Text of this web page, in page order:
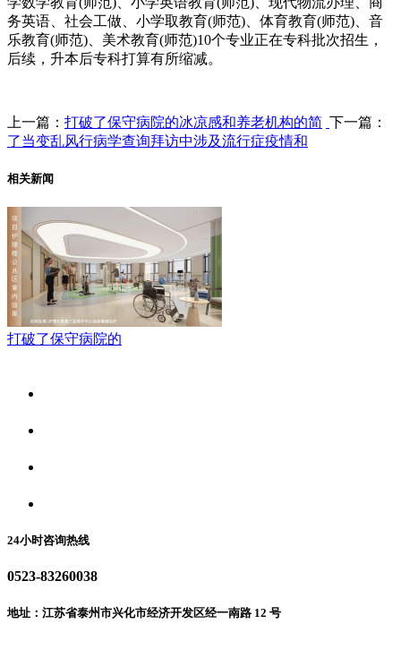
务英语、社会工做、小学取教育(师范)、体育教育(师范)、音
乐教育(师范)、美术教育(师范)10个专业正在专科批次招生，
后续，升本后专科打算有所缩减。
上一篇： 打破了保守病院的冰凉感和养老机构的简 下一篇：
了当变乱风行病学查询拜访中涉及流行症疫情和
相关新闻
打破了保守病院的
24小时咨询热线
0523-83260038
地址：江苏省泰州市兴化市经济开发区经一南路 12 号